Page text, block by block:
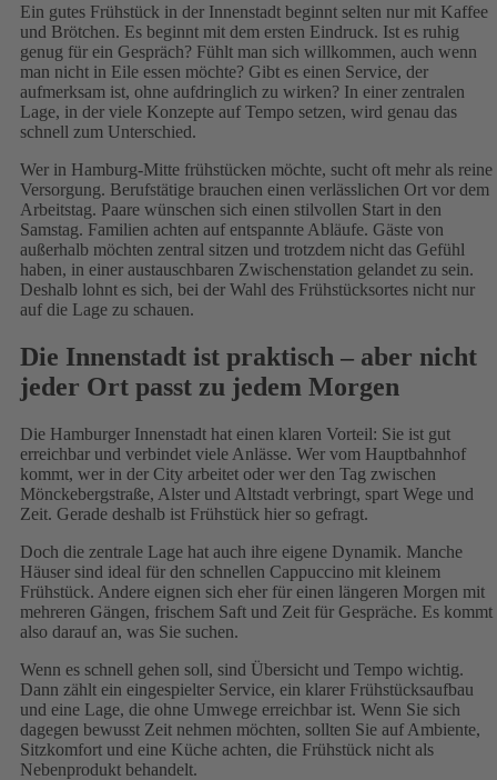
Ein gutes Frühstück in der Innenstadt beginnt selten nur mit Kaffee
und Brötchen. Es beginnt mit dem ersten Eindruck. Ist es ruhig
genug für ein Gespräch? Fühlt man sich willkommen, auch wenn
man nicht in Eile essen möchte? Gibt es einen Service, der
aufmerksam ist, ohne aufdringlich zu wirken? In einer zentralen
Lage, in der viele Konzepte auf Tempo setzen, wird genau das
schnell zum Unterschied.
Wer in Hamburg-Mitte frühstücken möchte, sucht oft mehr als reine
Versorgung. Berufstätige brauchen einen verlässlichen Ort vor dem
Arbeitstag. Paare wünschen sich einen stilvollen Start in den
Samstag. Familien achten auf entspannte Abläufe. Gäste von
außerhalb möchten zentral sitzen und trotzdem nicht das Gefühl
haben, in einer austauschbaren Zwischenstation gelandet zu sein.
Deshalb lohnt es sich, bei der Wahl des Frühstücksortes nicht nur
auf die Lage zu schauen.
Die Innenstadt ist praktisch – aber nicht
jeder Ort passt zu jedem Morgen
Die Hamburger Innenstadt hat einen klaren Vorteil: Sie ist gut
erreichbar und verbindet viele Anlässe. Wer vom Hauptbahnhof
kommt, wer in der City arbeitet oder wer den Tag zwischen
Mönckebergstraße, Alster und Altstadt verbringt, spart Wege und
Zeit. Gerade deshalb ist Frühstück hier so gefragt.
Doch die zentrale Lage hat auch ihre eigene Dynamik. Manche
Häuser sind ideal für den schnellen Cappuccino mit kleinem
Frühstück. Andere eignen sich eher für einen längeren Morgen mit
mehreren Gängen, frischem Saft und Zeit für Gespräche. Es kommt
also darauf an, was Sie suchen.
Wenn es schnell gehen soll, sind Übersicht und Tempo wichtig.
Dann zählt ein eingespielter Service, ein klarer Frühstücksaufbau
und eine Lage, die ohne Umwege erreichbar ist. Wenn Sie sich
dagegen bewusst Zeit nehmen möchten, sollten Sie auf Ambiente,
Sitzkomfort und eine Küche achten, die Frühstück nicht als
Nebenprodukt behandelt.